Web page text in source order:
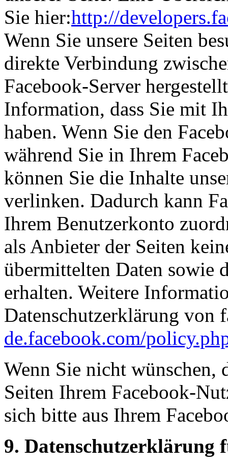
Sie hier:http://
Wenn Sie unsere Seiten
direkte Verbindung
Facebook-Server
Information, dass Sie mit
haben. Wenn Sie den
während Sie in Ihrem
können Sie die Inhalte
verlinken. Dadurch kann
Ihrem Benutzerkonto
als Anbieter der Seiten
übermittelten Daten sowie
erhalten. Weitere
Datenschutzerklärung von
de.facebook.com/
Wenn Sie nicht wünschen,
Seiten Ihrem Facebook-
sich bitte aus Ihrem
9. Datenschutzerklärung